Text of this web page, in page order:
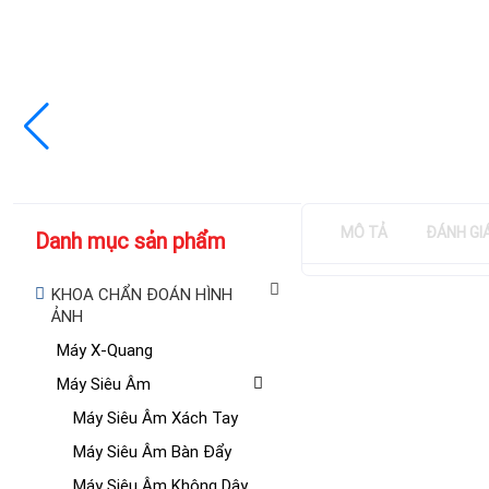
Danh mục sản phẩm
KHOA CHẨN ĐOÁN HÌNH
ẢNH
Máy X-Quang
Máy Siêu Âm
Máy Siêu Âm Xách Tay
Máy Siêu Âm Bàn Đẩy
Máy Siêu Âm Không Dây
MÔ TẢ ĐÁNH